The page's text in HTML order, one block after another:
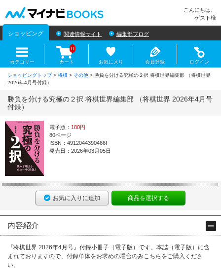
こんにちは、
ゲスト様
ショッピング 関連情報サイト 編集部ブログ
カテゴリー カート
0
お気に入り 会員登録 ログイン
ショッピングトップ> 将棋 > その他 > 勝負を分ける究極の２択 将棋世界編集部 （将棋世界
2026年4月号付録）
勝負を分ける究極の２択 将棋世界編集部 （将棋世界 2026年4月号
付録）
電子版： 180円
80ページ
ISBN：4912044390466f
発売日：2026年03月05日
お気に入りに追加 商品を選択する
内容紹介
『将棋世界 2026年4月号』付録小冊子（電子版）です。本誌（電子版）に含
まれておりますので、付録単体をお求めの場合のみこちらをご購入くださ
い。